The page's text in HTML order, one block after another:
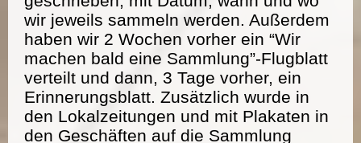
wir jeweils sammeln werden. Außerdem
haben wir 2 Wochen vorher ein “Wir
machen bald eine Sammlung”-Flugblatt
verteilt und dann, 3 Tage vorher, ein
Erinnerungsblatt. Zusätzlich wurde in
den Lokalzeitungen und mit Plakaten in
den Geschäften auf die Sammlung